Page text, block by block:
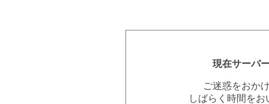
現在サーバ
ご迷惑をおか
しばらく時間を